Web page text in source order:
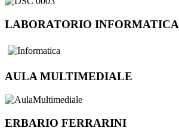
LABORATORIO INFORMATICA
AULA MULTIMEDIALE
ERBARIO FERRARINI